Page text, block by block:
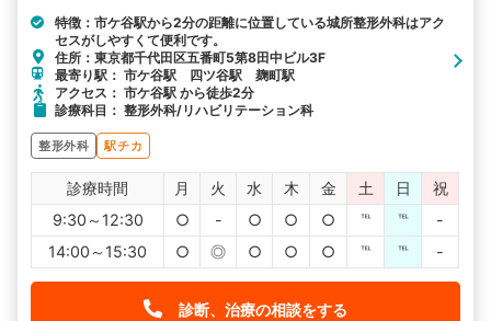
特徴：市ケ谷駅から2分の距離に位置している城所整形外科はアク
セスがしやすくて便利です。
住所：東京都千代田区五番町5第8田中ビル3F
最寄り駅： 市ケ谷駅 四ツ谷駅 麹町駅
アクセス： 市ケ谷駅 から徒歩2分
診療科目： 整形外科/リハビリテーション科
整形外科 駅チカ
診療時間 月 火 水 木 金 土 日
祝
9:30～12:30
○ - ○ ○ ○ ℡ ℡
-
14:00～15:30
○ ◎ ○ ○ ○ ℡ ℡ -
診断、治療の相談をする